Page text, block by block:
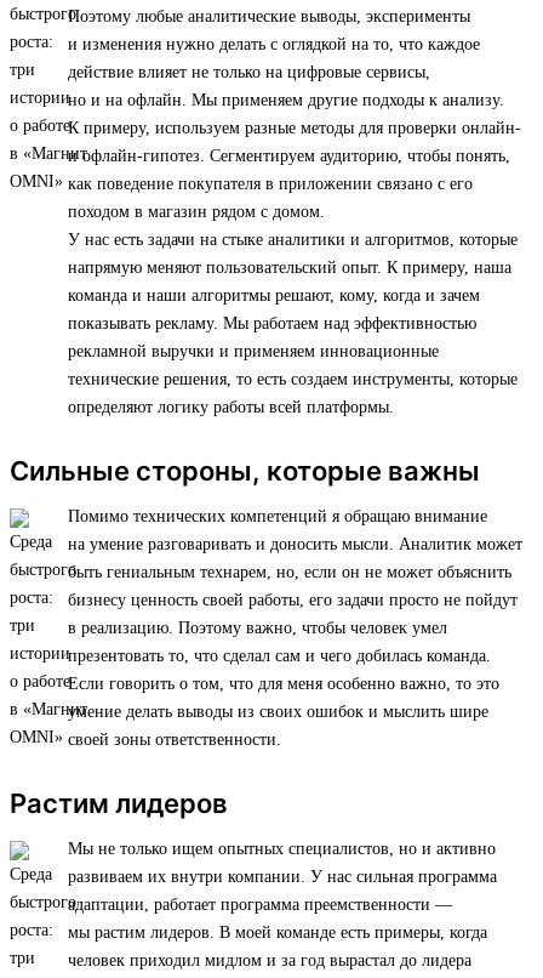
Поэтому любые аналитические выводы, эксперименты
и изменения нужно делать с оглядкой на то, что каждое
действие влияет не только на цифровые сервисы,
но и на офлайн. Мы применяем другие подходы к анализу.
К примеру, используем разные методы для проверки онлайн-
и офлайн-гипотез. Сегментируем аудиторию, чтобы понять,
как поведение покупателя в приложении связано с его
походом в магазин рядом с домом.
У нас есть задачи на стыке аналитики и алгоритмов, которые
напрямую меняют пользовательский опыт. К примеру, наша
команда и наши алгоритмы решают, кому, когда и зачем
показывать рекламу. Мы работаем над эффективностью
рекламной выручки и применяем инновационные
технические решения, то есть создаем инструменты, которые
определяют логику работы всей платформы.
Сильные стороны, которые важны
Помимо технических компетенций я обращаю внимание
на умение разговаривать и доносить мысли. Аналитик может
быть гениальным технарем, но, если он не может объяснить
бизнесу ценность своей работы, его задачи просто не пойдут
в реализацию. Поэтому важно, чтобы человек умел
презентовать то, что сделал сам и чего добилась команда.
Если говорить о том, что для меня особенно важно, то это
умение делать выводы из своих ошибок и мыслить шире
своей зоны ответственности.
Растим лидеров
Мы не только ищем опытных специалистов, но и активно
развиваем их внутри компании. У нас сильная программа
адаптации, работает программа преемственности —
мы растим лидеров. В моей команде есть примеры, когда
человек приходил мидлом и за год вырастал до лидера